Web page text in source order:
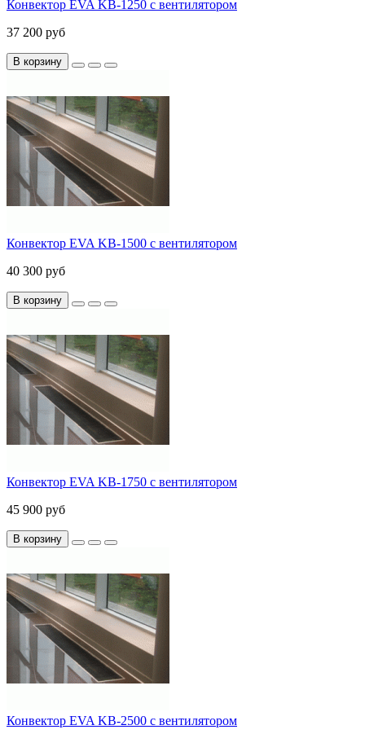
Конвектор EVA KB-1250 с вентилятором
37 200 руб
В корзину
Конвектор EVA KB-1500 с вентилятором
40 300 руб
В корзину
Конвектор EVA KB-1750 с вентилятором
45 900 руб
В корзину
Конвектор EVA KB-2500 с вентилятором